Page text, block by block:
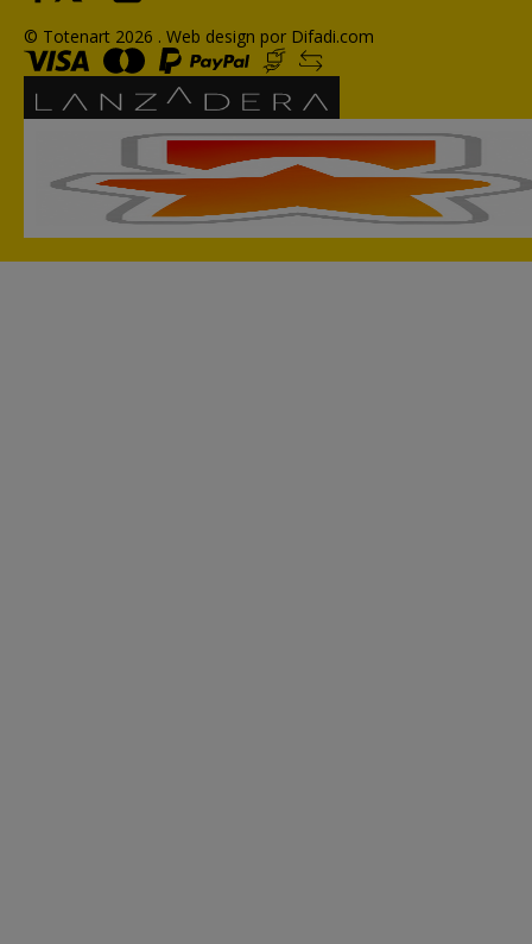
© Totenart 2026 . Web design por Difadi.com